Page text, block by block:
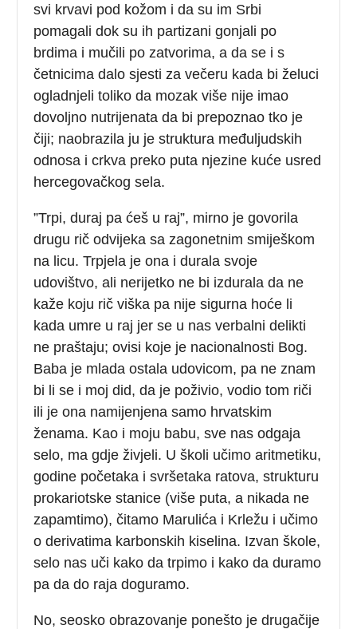
svi krvavi pod kožom i da su im Srbi
pomagali dok su ih partizani gonjali po
brdima i mučili po zatvorima, a da se i s
četnicima dalo sjesti za večeru kada bi želuci
ogladnjeli toliko da mozak više nije imao
dovoljno nutrijenata da bi prepoznao tko je
čiji; naobrazila ju je struktura međuljudskih
odnosa i crkva preko puta njezine kuće usred
hercegovačkog sela.
”Trpi, duraj pa ćeš u raj”, mirno je govorila
drugu rič odvijeka sa zagonetnim smiješkom
na licu. Trpjela je ona i durala svoje
udovištvo, ali nerijetko ne bi izdurala da ne
kaže koju rič viška pa nije sigurna hoće li
kada umre u raj jer se u nas verbalni delikti
ne praštaju; ovisi koje je nacionalnosti Bog.
Baba je mlada ostala udovicom, pa ne znam
bi li se i moj did, da je poživio, vodio tom riči
ili je ona namijenjena samo hrvatskim
ženama. Kao i moju babu, sve nas odgaja
selo, ma gdje živjeli. U školi učimo aritmetiku,
godine početaka i svršetaka ratova, strukturu
prokariotske stanice (više puta, a nikada ne
zapamtimo), čitamo Marulića i Krležu i učimo
o derivatima karbonskih kiselina. Izvan škole,
selo nas uči kako da trpimo i kako da duramo
pa da do raja doguramo.
No, seosko obrazovanje ponešto je drugačije